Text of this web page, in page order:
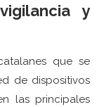
y
que se
de dispositivos
las principales